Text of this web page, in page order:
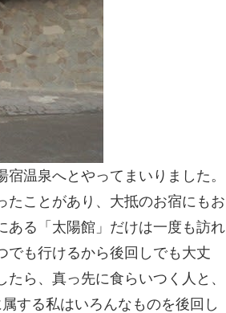
温泉へとやってまいりました。
たことがあり、大抵のお宿にもお
ある「太陽館」だけは一度も訪れ
でも行けるから後回しでも大丈
ら、真っ先に食らいつく人と、
する私はいろんなものを後回し